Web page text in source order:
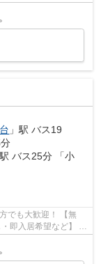
」駅 バス19
駅 バス25分 「小
でも大歓迎！ 【無
即入居希望など】 ネ